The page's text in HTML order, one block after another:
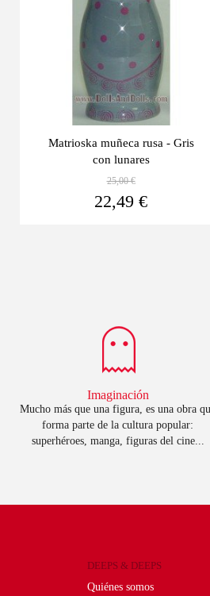
Matrioska muñeca rusa - Gris
con lunares
25,00 €
22,49 €
Imaginación
Mucho más que una figura, es una obra
forma parte de la cultura popular:
superhéroes, manga, figuras del cine...
DEEPS & DEEPS
Quiénes somos